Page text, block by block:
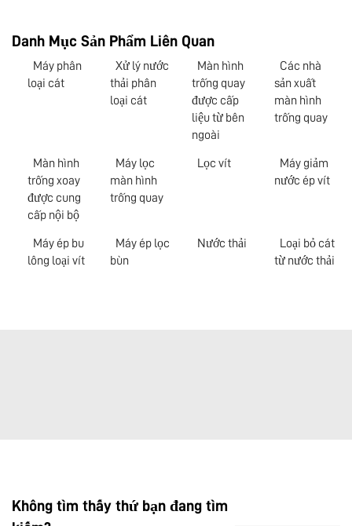
Danh Mục Sản Phẩm Liên Quan
Máy phân
loại cát
Xử lý nước
thải phân
loại cát
Màn hình
trống quay
được cấp
liệu từ bên
ngoài
Các nhà
sản xuất
màn hình
trống quay
Màn hình
trống xoay
được cung
cấp nội bộ
Máy lọc
màn hình
trống quay
Lọc vít
Máy giảm
nước ép vít
Máy ép bu
lông loại vít
Máy ép lọc
bùn
Nước thải
Loại bỏ cát
từ nước thải
Không tìm thấy thứ bạn đang tìm